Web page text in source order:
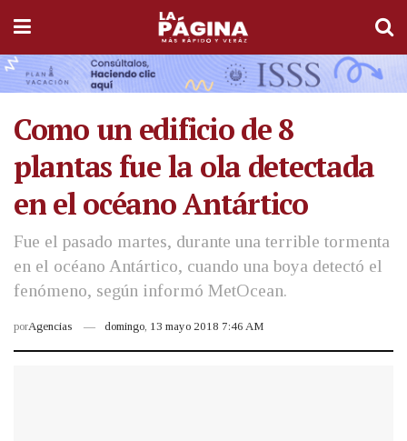
Como un edificio de 8
plantas fue la ola detectada
en el océano Antártico
Fue el pasado martes, durante una terrible tormenta
en el océano Antártico, cuando una boya detectó el
fenómeno, según informó MetOcean.
porAgencias domingo, 13 mayo 2018 7:46 AM